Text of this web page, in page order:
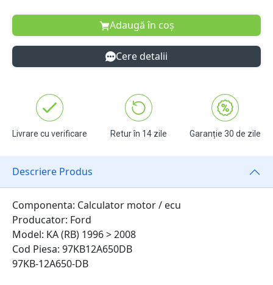
Adaugă în coș
Cere detalii
Livrare cu verificare Retur în 14 zile Garanție 30 de zile
Descriere Produs
Componenta: Calculator motor / ecu
Producator: Ford
Model: KA (RB) 1996 > 2008
Cod Piesa: 97KB12A650DB
97KB-12A650-DB